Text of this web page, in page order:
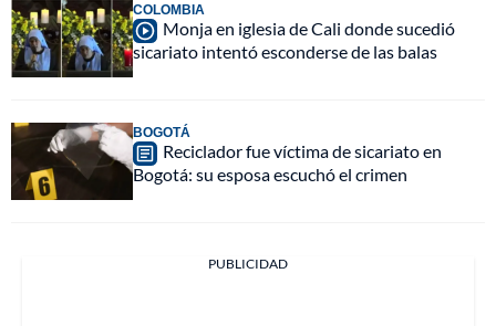
COLOMBIA
Monja en iglesia de Cali donde sucedió
sicariato intentó esconderse de las balas
BOGOTÁ
Reciclador fue víctima de sicariato en
Bogotá: su esposa escuchó el crimen
PUBLICIDAD